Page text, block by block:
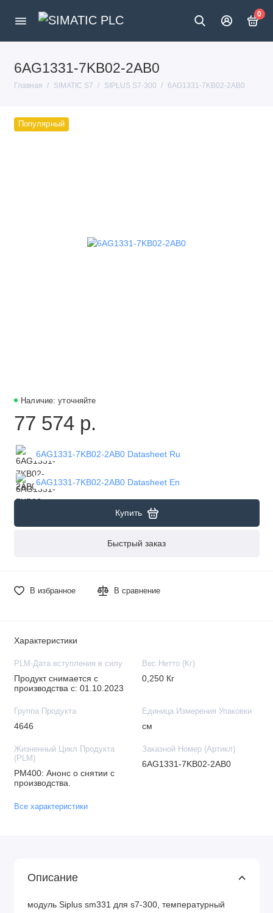
0
6AG1331-7KB02-2AB0
Главная SIMATIC S7 SIPLUS S7-300 6AG1331-7KB02-2AB0
Популярный
Наличие: уточняйте
77 574 р.
6AG1331-7KB02-2AB0 Datasheet Ru
6AG1331-7KB02-2AB0 Datasheet En
Купить
Быстрый заказ
В избранное В сравнение
Характеристики
PLM-Дата вступления в силу
Продукт снимается с
производства с: 01.10.2023
Вес Нетто (Кг)
0,250 Кг
Группа Продукта
4646
Единица Измерения Упаковки
см
Жизненный Цикл Продукта
(PLM)
PM400: Анонс о снятии с
производства.
Заказной Номер (Артикл)
6AG1331-7KB02-2AB0
Все характеристики
Описание
модуль Siplus sm331 для s7-300, температурный